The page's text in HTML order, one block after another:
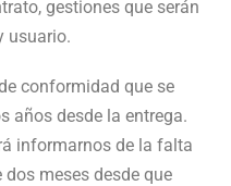
gestiones que serán
usuario.
conformidad que se
años desde la entrega.
informarnos de la falta
meses desde que